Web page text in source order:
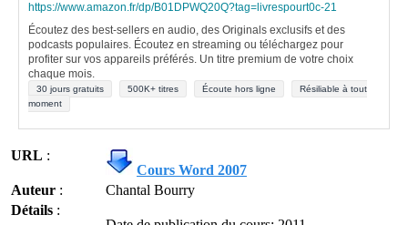
https://www.amazon.fr/dp/B01DPWQ20Q?tag=livrespourt0c-21
Écoutez des best-sellers en audio, des Originals exclusifs et des
podcasts populaires. Écoutez en streaming ou téléchargez pour
profiter sur vos appareils préférés. Un titre premium de votre choix
chaque mois.
30 jours gratuits 500K+ titres Écoute hors ligne
Résiliable à tout
moment
URL :
Cours Word 2007
Auteur :
Chantal Bourry
Détails :